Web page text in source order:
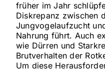
früher im Jahr
Diskrepanz zwischen
Jungvogelaufzucht
Nahrung führt. Auch
wie Dürren und
Brutverhalten der
Um diese